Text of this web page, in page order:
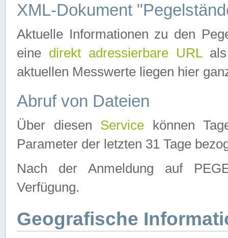
XML-Dokument
Aktuelle Informationen zu den
eine direkt adressierbare URLals
aktuellen Messwerte liegen hier
Abruf von Dateien
Über diesen Service können
Parameter der letzten 31 Tage
Nach der Anmeldung auf
Verfügung.
Geografische